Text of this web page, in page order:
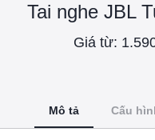
Tai nghe JBL
Giá từ:
Mô tả Cấu